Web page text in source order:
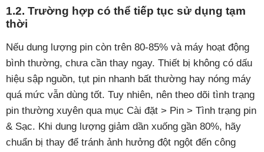
1.2. Trường hợp có thể tiếp tục sử dụng tạm
thời
Nếu dung lượng pin còn trên 80-85% và máy hoạt động
bình thường, chưa cần thay ngay. Thiết bị không có dấu
hiệu sập nguồn, tụt pin nhanh bất thường hay nóng máy
quá mức vẫn dùng tốt. Tuy nhiên, nên theo dõi tình trạng
pin thường xuyên qua mục Cài đặt > Pin > Tình trạng pin
& Sạc. Khi dung lượng giảm dần xuống gần 80%, hãy
chuẩn bị thay để tránh ảnh hưởng đột ngột đến công